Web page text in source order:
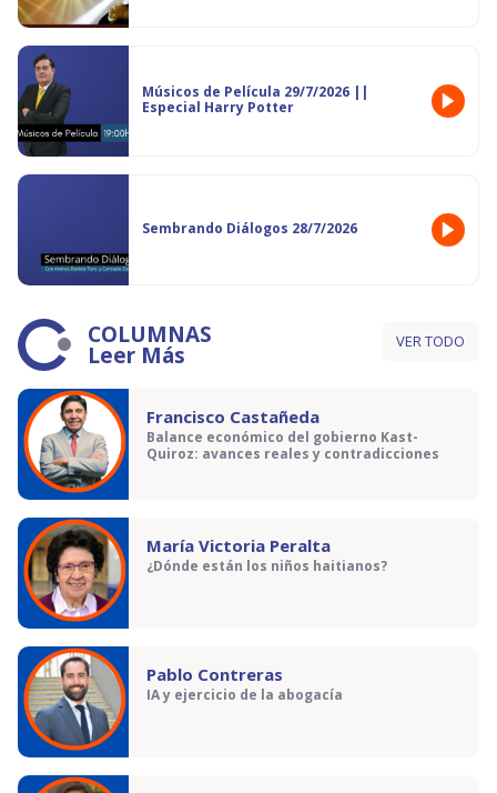
Músicos de Película 29/7/2026 ||
Especial Harry Potter
Sembrando Diálogos 28/7/2026
COLUMNAS
Leer Más VER TODO
Francisco Castañeda
Balance económico del gobierno Kast-
Quiroz: avances reales y contradicciones
María Victoria Peralta
¿Dónde están los niños haitianos?
Pablo Contreras
IA y ejercicio de la abogacía